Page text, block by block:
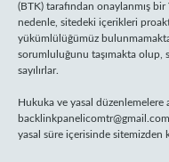
(BTK) tarafından onaylanmış
nedenle, sitedeki içerikleri
yükümlülüğümüz
sorumluluğunu taşımakta olup,
sayılırlar.
Hukuka ve yasal düzenlemelere
backlinkpanelicomtr@gmail.com
yasal süre içerisinde sitemizden